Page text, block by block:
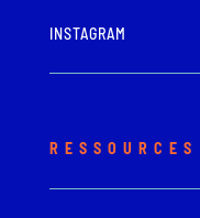
INSTAGRAM
RESSOURCES